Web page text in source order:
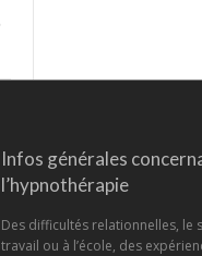
Infos générales
l’hypnothérapie
Des difficultés relationnelles, le
travail ou à l’école, des